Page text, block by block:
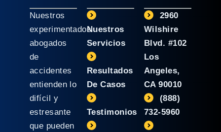
Nuestros
experimentados
abogados
de
accidentes
entienden lo
difícil y
estresante
que pueden
Nuestros
Servicios
Resultados
De Casos
Testimonios
2960
Wilshire
Blvd. #102
Los
Angeles,
CA 90010
(888)
732-5960